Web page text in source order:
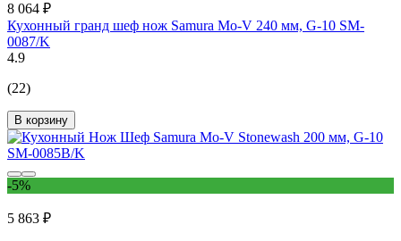
8 064 ₽
Кухонный гранд шеф нож Samura Mo-V 240 мм, G-10 SM-
0087/K
4.9
(22)
В корзину
-5%
5 863 ₽